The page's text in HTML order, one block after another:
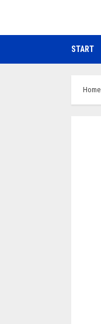
de
START
Home